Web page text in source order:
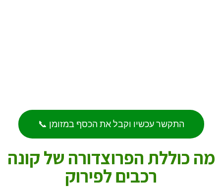
התקשר עכשיו וקבל את הכסף במזומן 📞
מה כוללת הפרוצדורה של קונה
רכבים לפירוק